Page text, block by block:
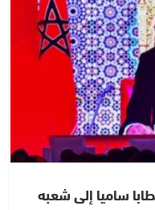
ساميا إلى شعبه